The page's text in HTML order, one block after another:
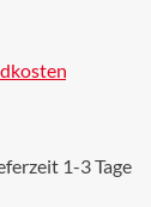
1-3 Tage